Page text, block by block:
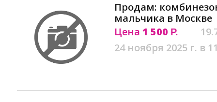
Продам:
мальчика в Москве
Цена 1 500 Р.
24 ноября 2025 г. в